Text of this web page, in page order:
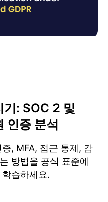
기: SOC 2 및
인증 분석
, MFA, 접근 통제, 감
방법을 공식 표준에
습하세요.